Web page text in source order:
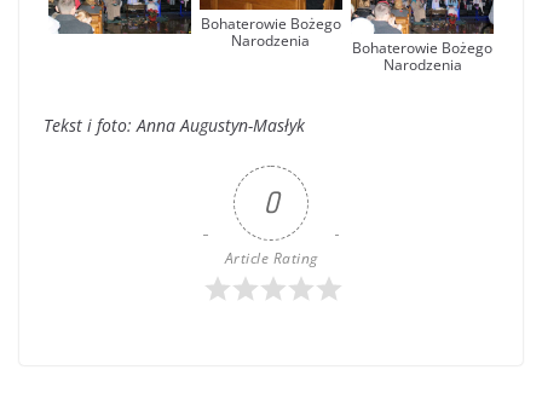
Bohaterowie Bożego
Narodzenia
Bohaterowie Bożego
Narodzenia
Tekst i foto: Anna Augustyn-Masłyk
0
Article Rating